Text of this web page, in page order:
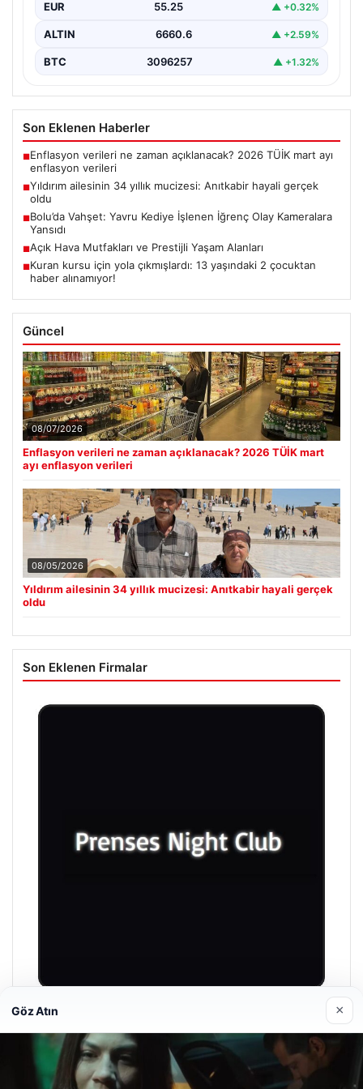
EUR 55.25 ▲ +0.32%
ALTIN 6660.6 ▲ +2.59%
BTC 3096257 ▲ +1.32%
Son Eklenen Haberler
■Enflasyon verileri ne zaman açıklanacak? 2026 TÜİK mart ayı
enflasyon verileri
■Yıldırım ailesinin 34 yıllık mucizesi: Anıtkabir hayali gerçek
oldu
■Bolu’da Vahşet: Yavru Kediye İşlenen İğrenç Olay Kameralara
Yansıdı
■Açık Hava Mutfakları ve Prestijli Yaşam Alanları
■Kuran kursu için yola çıkmışlardı: 13 yaşındaki 2 çocuktan
haber alınamıyor!
Güncel
08/07/2026
Enflasyon verileri ne zaman açıklanacak? 2026 TÜİK mart
ayı enflasyon verileri
08/05/2026
Yıldırım ailesinin 34 yıllık mucizesi: Anıtkabir hayali gerçek
oldu
Son Eklenen Firmalar
04/29/2026
Göz Atın ×